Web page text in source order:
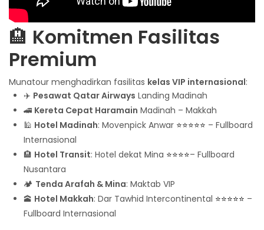
🏨 Komitmen Fasilitas
Premium
Munatour menghadirkan fasilitas kelas VIP internasional:
✈️ Pesawat Qatar Airways Landing Madinah
🚄 Kereta Cepat Haramain Madinah – Makkah
🕌 Hotel Madinah: Movenpick Anwar ⭐⭐⭐⭐⭐ – Fullboard
Internasional
🏨 Hotel Transit: Hotel dekat Mina ⭐⭐⭐⭐– Fullboard
Nusantara
🏕️ Tenda Arafah & Mina: Maktab VIP
🕋 Hotel Makkah: Dar Tawhid Intercontinental ⭐⭐⭐⭐⭐ –
Fullboard Internasional